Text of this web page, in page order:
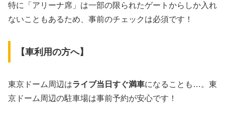
特に「アリーナ席」は一部の限られたゲートからしか入れ
ないこともあるため、事前のチェックは必須です！
【車利用の方へ】
東京ドーム周辺はライブ当日すぐ満車になることも…。東
京ドーム周辺の駐車場は事前予約が安心です！